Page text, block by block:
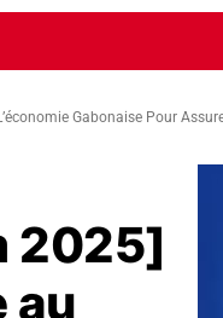
Gabonaise Pour
2025]
au